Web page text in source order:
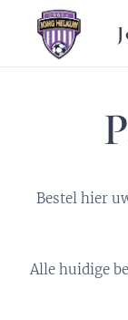
Bestel hier
‼️Alle huidige